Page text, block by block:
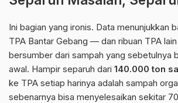
Ini bagian yang ironis. Data menunjukkan
TPA Bantar Gebang — dan ribuan TPA
bersumber dari sampah yang sebetulnya
awal. Hampir separuh dari 140.000 ton
ke TPA setiap harinya adalah sampah
sebenarnya bisa menyelesaikan sekitar